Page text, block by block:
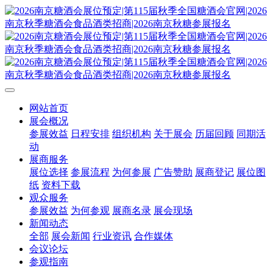
网站首页
展会概况
参展效益 日程安排 组织机构 关于展会 历届回顾 同期活
动
展商服务
展位选择 参展流程 为何参展 广告赞助 展商登记 展位图
纸 资料下载
观众服务
参展效益 为何参观 展商名录 展会现场
新闻动态
全部 展会新闻 行业资讯 合作媒体
会议论坛
参观指南